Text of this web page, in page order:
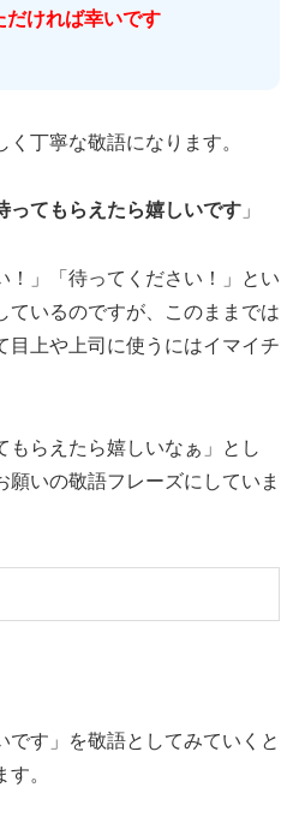
だければ幸いです
丁寧な敬語になります。
ってもらえたら嬉しいです 」
！」「待ってください！」とい
ているのですが、このままでは
目上や上司に使うにはイマイチ
もらえたら嬉しいなぁ」とし
願いの敬語フレーズにしていま
です」を敬語としてみていくと
。